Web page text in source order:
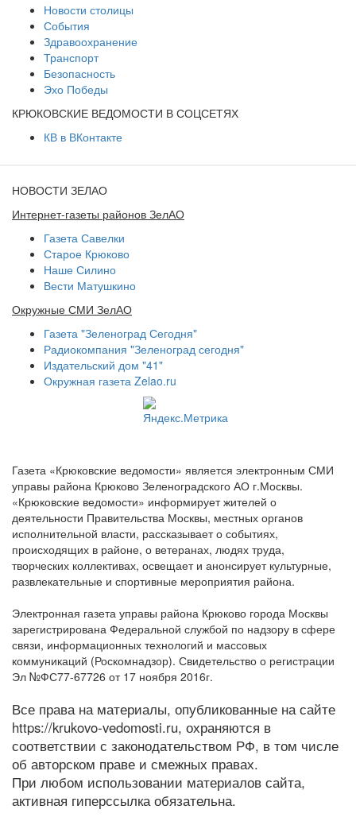
Новости столицы
События
Здравоохранение
Транспорт
Безопасность
Эхо Победы
КРЮКОВСКИЕ ВЕДОМОСТИ В СОЦСЕТЯХ
КВ в ВКонтакте
НОВОСТИ ЗЕЛАО
Интернет-газеты районов ЗелАО
Газета Савелки
Старое Крюково
Наше Силино
Вести Матушкино
Окружные СМИ ЗелАО
Газета "Зеленоград Сегодня"
Радиокомпания "Зеленоград сегодня"
Издательский дом "41"
Окружная газета Zelao.ru
Газета «Крюковские ведомости» является электронным СМИ
управы района Крюково Зеленоградского АО г.Москвы.
«Крюковские ведомости» информирует жителей о
деятельности Правительства Москвы, местных органов
исполнительной власти, рассказывает о событиях,
происходящих в районе, о ветеранах, людях труда,
творческих коллективах, освещает и анонсирует культурные,
развлекательные и спортивные мероприятия района.
Электронная газета управы района Крюково города Москвы
зарегистрирована Федеральной службой по надзору в сфере
связи, информационных технологий и массовых
коммуникаций (Роскомнадзор). Свидетельство о регистрации
Эл №ФС77-67726 от 17 ноября 2016г.
Все права на материалы, опубликованные на сайте
https://krukovo-vedomosti.ru, охраняются в
соответствии с законодательством РФ, в том числе
об авторском праве и смежных правах.
При любом использовании материалов сайта,
активная гиперссылка обязательна.